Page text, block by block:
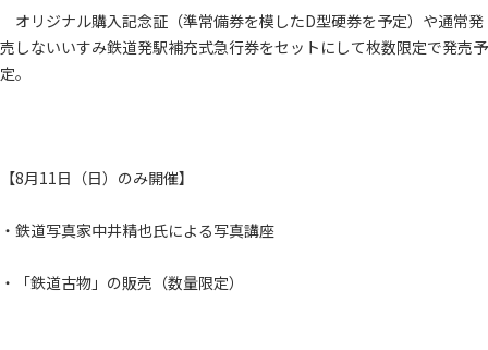
オリジナル購入記念証（準常備券を模したD型硬券を予定）や通常発
売しないいすみ鉄道発駅補充式急行券をセットにして枚数限定で発売予
定。
【8月11日（日）のみ開催】
・鉄道写真家中井精也氏による写真講座
・「鉄道古物」の販売（数量限定）